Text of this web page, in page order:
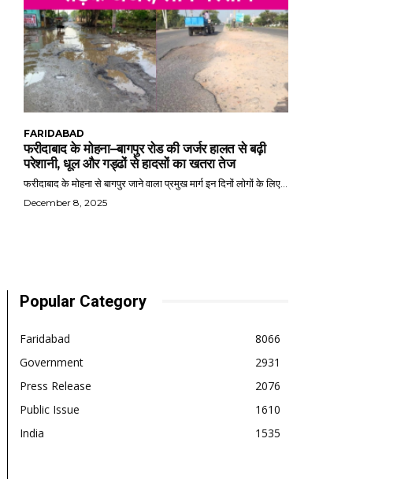
FARIDABAD
फरीदाबाद के मोहना–बागपुर रोड की जर्जर हालत से बढ़ी
परेशानी, धूल और गड्ढों से हादसों का खतरा तेज
फरीदाबाद के मोहना से बागपुर जाने वाला प्रमुख मार्ग इन दिनों लोगों के लिए...
December 8, 2025
Popular Category
Faridabad
8066
Government
2931
Press Release
2076
Public Issue
1610
India
1535